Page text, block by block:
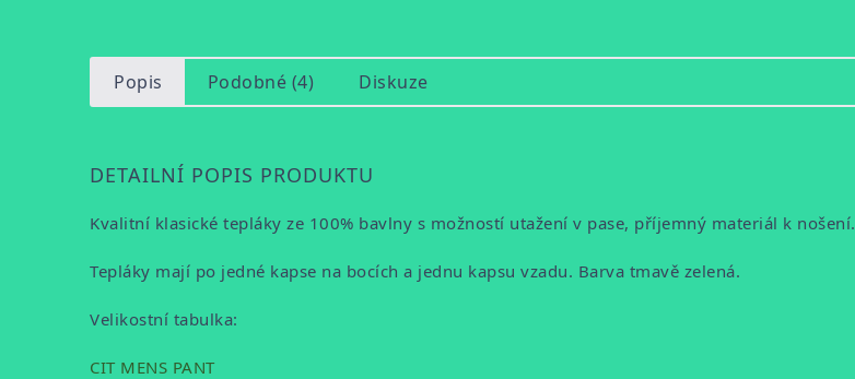
Popis Podobné (4) Diskuze
DETAILNÍ POPIS PRODUKTU
Kvalitní klasické tepláky ze 100% bavlny s možností utažení v pase, příjemný materiál k nošení.
Tepláky mají po jedné kapse na bocích a jednu kapsu vzadu. Barva tmavě zelená.
Velikostní tabulka:
CIT MENS PANT